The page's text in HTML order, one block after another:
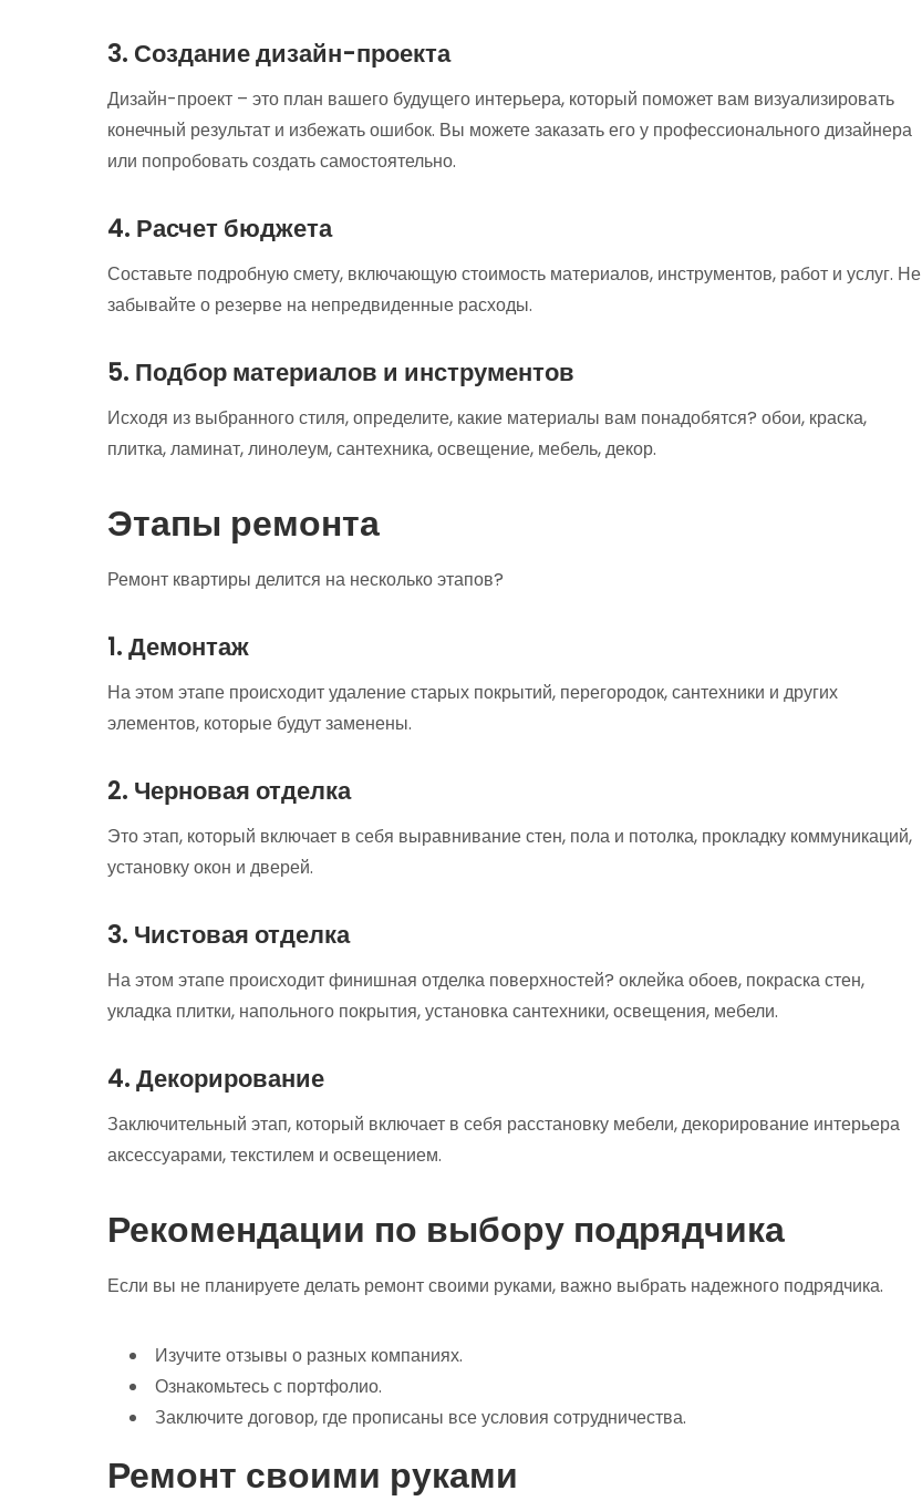
3. Создание дизайн-проекта
Дизайн-проект – это план вашего будущего интерьера, который поможет вам визуализировать
конечный результат и избежать ошибок. Вы можете заказать его у профессионального дизайнера
или попробовать создать самостоятельно.
4. Расчет бюджета
Составьте подробную смету, включающую стоимость материалов, инструментов, работ и услуг. Не
забывайте о резерве на непредвиденные расходы.
5. Подбор материалов и инструментов
Исходя из выбранного стиля, определите, какие материалы вам понадобятся? обои, краска,
плитка, ламинат, линолеум, сантехника, освещение, мебель, декор.
Этапы ремонта
Ремонт квартиры делится на несколько этапов?
1. Демонтаж
На этом этапе происходит удаление старых покрытий, перегородок, сантехники и других
элементов, которые будут заменены.
2. Черновая отделка
Это этап, который включает в себя выравнивание стен, пола и потолка, прокладку коммуникаций,
установку окон и дверей.
3. Чистовая отделка
На этом этапе происходит финишная отделка поверхностей? оклейка обоев, покраска стен,
укладка плитки, напольного покрытия, установка сантехники, освещения, мебели.
4. Декорирование
Заключительный этап, который включает в себя расстановку мебели, декорирование интерьера
аксессуарами, текстилем и освещением.
Рекомендации по выбору подрядчика
Если вы не планируете делать ремонт своими руками, важно выбрать надежного подрядчика.
Изучите отзывы о разных компаниях.
Ознакомьтесь с портфолио.
Заключите договор, где прописаны все условия сотрудничества.
Ремонт своими руками